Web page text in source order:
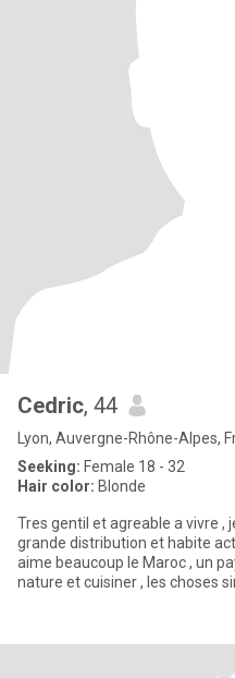
Cedric, 44
Lyon, Auvergne-Rhône-Alpes,
Seeking: Female 18 - 32
Hair color: Blonde
Tres gentil et agreable a vivre ,
grande distribution et habite
aime beaucoup le Maroc , un
nature et cuisiner , les choses